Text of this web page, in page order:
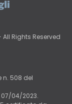
Rights Reserved
n. 508 del
07/04/2023.